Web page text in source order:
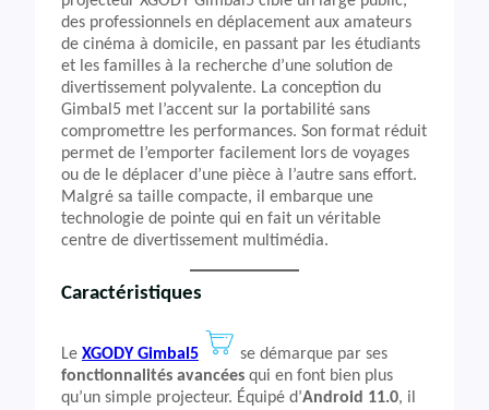
des professionnels en déplacement aux amateurs
de cinéma à domicile, en passant par les étudiants
et les familles à la recherche d’une solution de
divertissement polyvalente. La conception du
Gimbal5 met l’accent sur la portabilité sans
compromettre les performances. Son format réduit
permet de l’emporter facilement lors de voyages
ou de le déplacer d’une pièce à l’autre sans effort.
Malgré sa taille compacte, il embarque une
technologie de pointe qui en fait un véritable
centre de divertissement multimédia.
Caractéristiques
Le XGODY Gimbal5
se démarque par ses
fonctionnalités avancées qui en font bien plus
qu’un simple projecteur. Équipé d’Android 11.0, il